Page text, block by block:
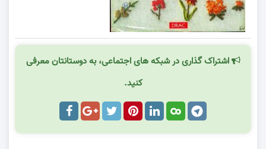
اشتراک گذاری در شبکه های اجتماعی، به دوستانتان معرفی
کنید.